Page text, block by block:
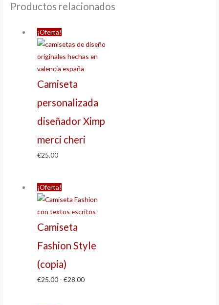
Productos relacionados
¡Oferta!
Camiseta
personalizada
diseñador Ximp
merci cheri
€25.00
¡Oferta!
Camiseta
Fashion Style
(copia)
€25.00 - €28.00